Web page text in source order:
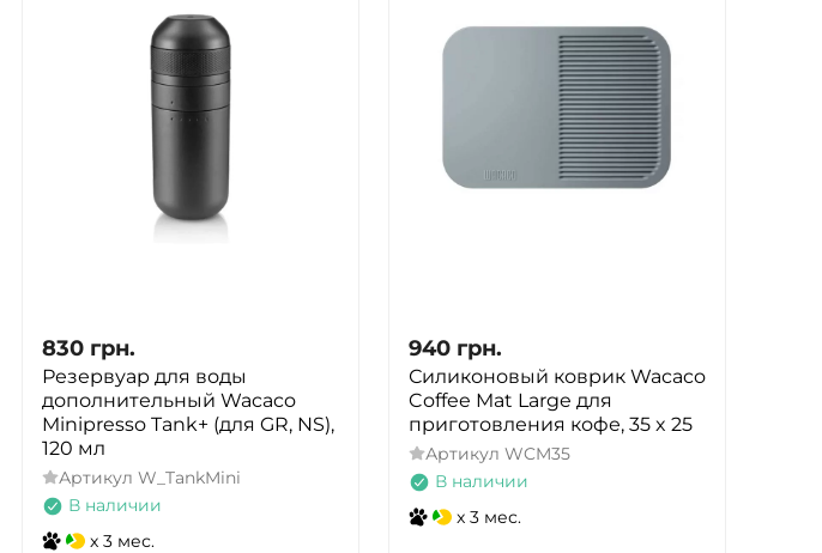
830 грн.
Резервуар для воды
дополнительный Wacaco
Minipresso Tank+ (для GR, NS),
120 мл
Артикул W_TankMini
В наличии
x 3 мес.
940 грн.
Силиконовый коврик Wacaco
Coffee Mat Large для
приготовления кофе, 35 x 25
Артикул WCM35
В наличии
x 3 мес.